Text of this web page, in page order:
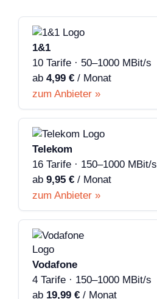
1&1
10 Tarife · 50–1000 MBit/s
ab 4,99 € / Monat
zum Anbieter »
Telekom
16 Tarife · 150–1000 MBit/s
ab 9,95 € / Monat
zum Anbieter »
Vodafone
4 Tarife · 150–1000 MBit/s
ab 19,99 € / Monat